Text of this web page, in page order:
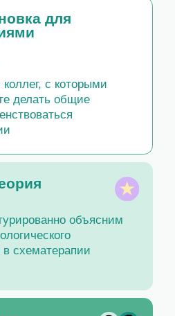
объясним
схематерапии
После семинара
общие